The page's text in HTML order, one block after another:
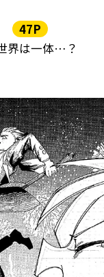
47P
界は一体…？